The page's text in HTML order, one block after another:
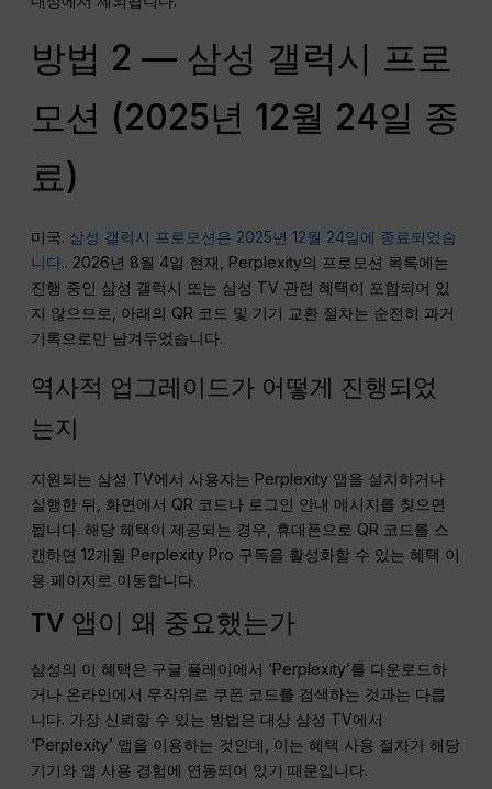
방법 2 — 삼성 갤럭시 프로
모션 (2025년 12월 24일 종
료)
미국. 삼성 갤럭시 프로모션은 2025년 12월 24일에 종료되었습
니다.. 2026년 8월 4일 현재, Perplexity의 프로모션 목록에는
진행 중인 삼성 갤럭시 또는 삼성 TV 관련 혜택이 포함되어 있
지 않으므로, 아래의 QR 코드 및 기기 교환 절차는 순전히 과거
기록으로만 남겨두었습니다.
역사적 업그레이드가 어떻게 진행되었
는지
지원되는 삼성 TV에서 사용자는 Perplexity 앱을 설치하거나
실행한 뒤, 화면에서 QR 코드나 로그인 안내 메시지를 찾으면
됩니다. 해당 혜택이 제공되는 경우, 휴대폰으로 QR 코드를 스
캔하면 12개월 Perplexity Pro 구독을 활성화할 수 있는 혜택 이
용 페이지로 이동합니다.
TV 앱이 왜 중요했는가
삼성의 이 혜택은 구글 플레이에서 ‘Perplexity’를 다운로드하
거나 온라인에서 무작위로 쿠폰 코드를 검색하는 것과는 다릅
니다. 가장 신뢰할 수 있는 방법은 대상 삼성 TV에서
‘Perplexity’ 앱을 이용하는 것인데, 이는 혜택 사용 절차가 해당
기기와 앱 사용 경험에 연동되어 있기 때문입니다.